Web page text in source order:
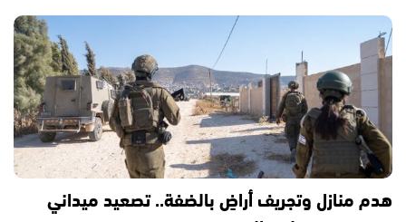
هدم منازل وتجريف أراضٍ بالضفة.. تصعيد ميداني